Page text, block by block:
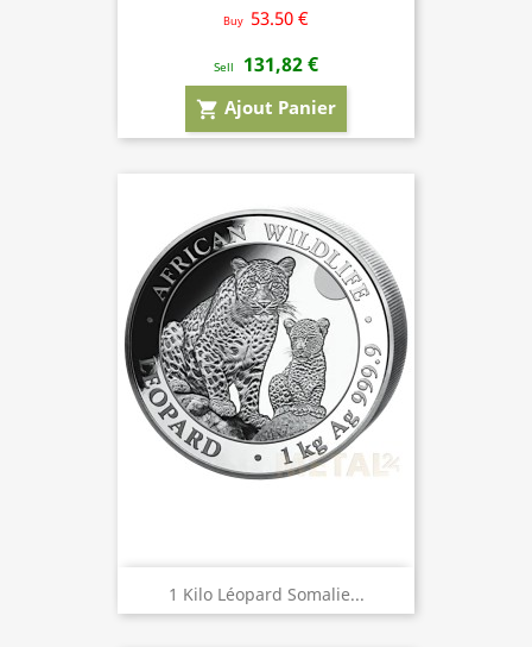
Buy 53.50 €
Sell 131,82 €
shopping_cart Ajout Panier
1 Kilo Léopard Somalie...